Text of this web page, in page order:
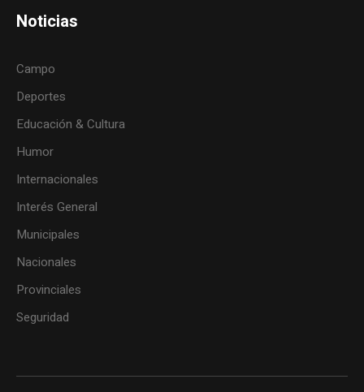
Noticias
Campo
Deportes
Educación & Cultura
Humor
Internacionales
Interés General
Municipales
Nacionales
Provinciales
Seguridad